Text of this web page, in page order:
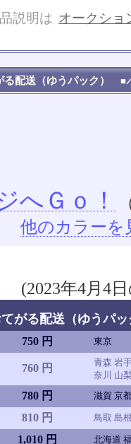
説明は オークショ
る配送（ゆうパック） ■
へＧｏ！
他のカラーを
(2023年4月4
がる配送（ゆうパ
750 円 東京
760 円
青森 岩
奈川 山
780 円 滋賀 京
810 円 鳥取 島
1,010 円 北海道